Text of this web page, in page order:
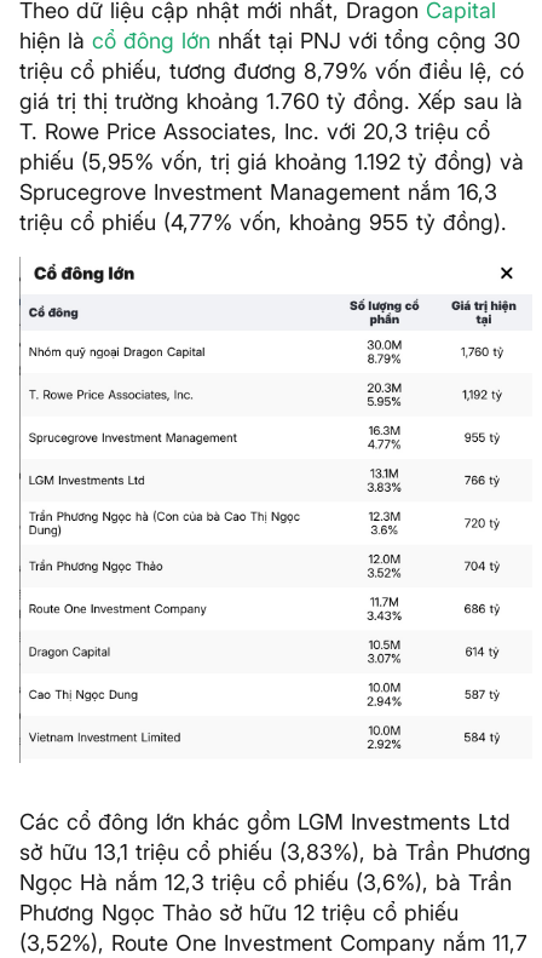
Theo dữ liệu cập nhật mới nhất, Dragon Capital
hiện là cổ đông lớn nhất tại PNJ với tổng cộng 30
triệu cổ phiếu, tương đương 8,79% vốn điều lệ, có
giá trị thị trường khoảng 1.760 tỷ đồng. Xếp sau là
T. Rowe Price Associates, Inc. với 20,3 triệu cổ
phiếu (5,95% vốn, trị giá khoảng 1.192 tỷ đồng) và
Sprucegrove Investment Management nắm 16,3
triệu cổ phiếu (4,77% vốn, khoảng 955 tỷ đồng).
Các cổ đông lớn khác gồm LGM Investments Ltd
sở hữu 13,1 triệu cổ phiếu (3,83%), bà Trần Phương
Ngọc Hà nắm 12,3 triệu cổ phiếu (3,6%), bà Trần
Phương Ngọc Thảo sở hữu 12 triệu cổ phiếu
(3,52%), Route One Investment Company nắm 11,7